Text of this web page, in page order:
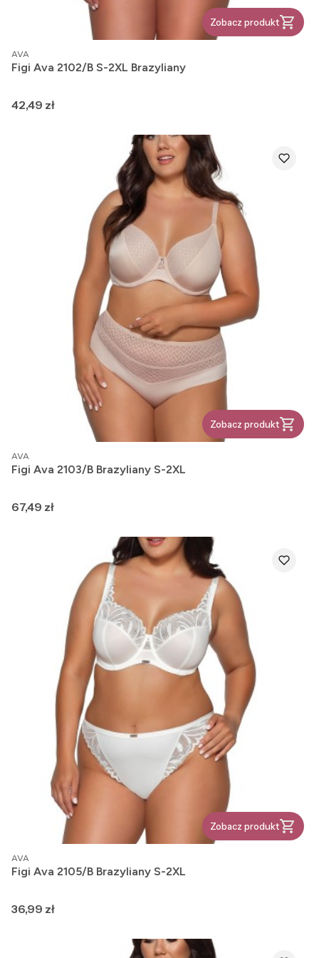
Zobacz produkt
PRODUCENT
AVA
Figi Ava 2102/B S-2XL Brazyliany
Cena
42,49 zł
Zobacz produkt
PRODUCENT
AVA
Figi Ava 2103/B Brazyliany S-2XL
Cena
67,49 zł
Zobacz produkt
PRODUCENT
AVA
Figi Ava 2105/B Brazyliany S-2XL
Cena
36,99 zł